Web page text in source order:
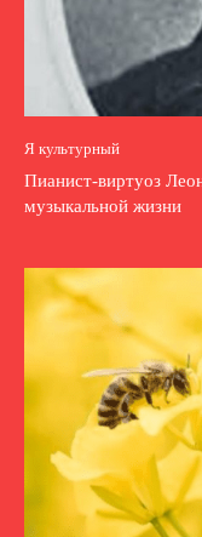
Я культурный
Пианист-виртуоз
музыкальной жизни